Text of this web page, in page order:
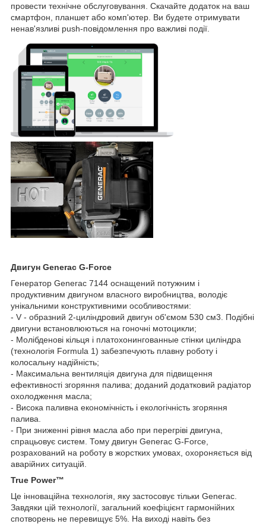
провести технічне обслуговування. Скачайте додаток на ваш
смартфон, планшет або комп'ютер. Ви будете отримувати
ненав'язливі push-повідомлення про важливі події.
Двигун Generac G-Force
Генератор Generac 7144 оснащений потужним і
продуктивним двигуном власного виробництва, володіє
унікальними конструктивними особливостями:
- V - образний 2-циліндровий двигун об'ємом 530 см3 . Подібні
двигуни встановлюються на гоночні мотоцикли;
- Молібденові кільця і платохонингованные стінки циліндра
(технологія Formula 1) забезпечують плавну роботу і
колосальну надійність;
- Максимальна вентиляція двигуна для підвищення
ефективності згоряння палива; доданий додатковий радіатор
охолодження масла;
- Висока паливна економічність і екологічність згоряння
палива.
- При зниженні рівня масла або при перегріві двигуна,
спрацьовує систем. Тому двигун Generac G-Force,
розрахований на роботу в жорстких умовах, охороняється від
аварійних ситуацій.
True Power™
Це інноваційна технологія, яку застосовує тільки Generac.
Завдяки цій технології, загальний коефіцієнт гармонійних
спотворень не перевищує 5%. На виході навіть без